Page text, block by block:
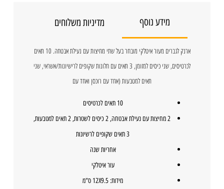
מידע נוסף מדיניות משלוחים
ארנק לגברים מעור איטלקי מובחר בעל שתי מחיצות עם נעילת אבטחה. 10 תאים
לכרטיסים, שני כיסים למזומן, 3 תאים עם חלונות שקופים לרישיונות/אשראי, שני
תאים למטבעות (אחד עם רוכסן ואחד עם
10 תאים לכרטיסים
2 מחיצות עם נעילת אבטחה, 2 כיסים לשטרות, 2 תאים למטבעות,
3 תאים שקופים לרשיונות
אחריות שנה
עור איטלקי
מידות: 12X9.5 ס"מ